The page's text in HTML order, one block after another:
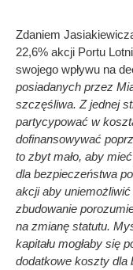
Zdaniem
22,6% akcji Portu
swojego wpływu na
posiadanych przez
szczęśliwa. Z jednej
partycypować w
dofinansowywać
to zbyt mało, aby
dla bezpieczeństwa
akcji aby
zbudowanie
na zmianę statutu.
kapitału mogłaby się
dodatkowe koszty dla